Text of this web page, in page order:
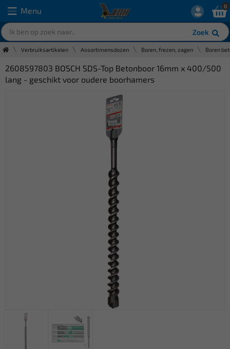
Menu
Zoek
0
Verbruiksartikelen Assortimensdozen Boren, frezen, zagen Boren
2608597803 BOSCH SDS-Top Betonboor 16mm x 400/500
lang - geschikt voor oudere boorhamers